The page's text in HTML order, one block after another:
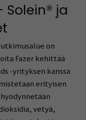
ja
on
Fazer kehittää
-yrityksen kanssa
erityisen
vetyä,